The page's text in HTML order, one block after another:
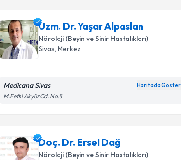
Uzm. Dr. Yaşar Alpaslan
Nöroloji (Beyin ve Sinir Hastalıkları)
Sivas , Merkez
Medicana Sivas Haritada Göster
M.Fethi Akyüz Cd. No:8
Doç. Dr. Ersel Dağ
Nöroloji (Beyin ve Sinir Hastalıkları)